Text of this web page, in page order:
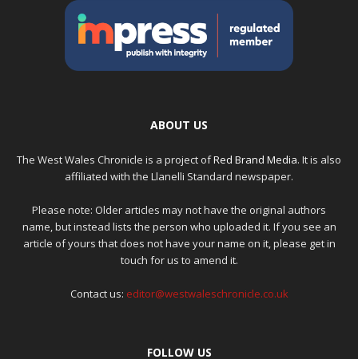
ABOUT US
The West Wales Chronicle is a project ofRed Brand Media. It is also
affiliated with the Llanelli Standard newspaper.
Please note: Older articles may not have the original authors
name, but instead lists the person who uploaded it. If you see an
article of yours that does not have your name on it, please get in
touch for us to amend it.
Contact us: editor@westwaleschronicle.co.uk
FOLLOW US